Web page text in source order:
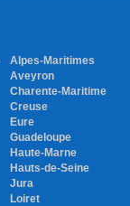
Alpes-Maritimes
Aveyron
Charente-Maritime
Creuse
Eure
Guadeloupe
Haute-Marne
Hauts-de-Seine
Jura
Loiret